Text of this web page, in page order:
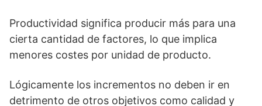
Productividad significa producir más para una
cierta cantidad de factores, lo que implica
menores costes por unidad de producto.
Lógicamente los incrementos no deben ir en
detrimento de otros objetivos como calidad y